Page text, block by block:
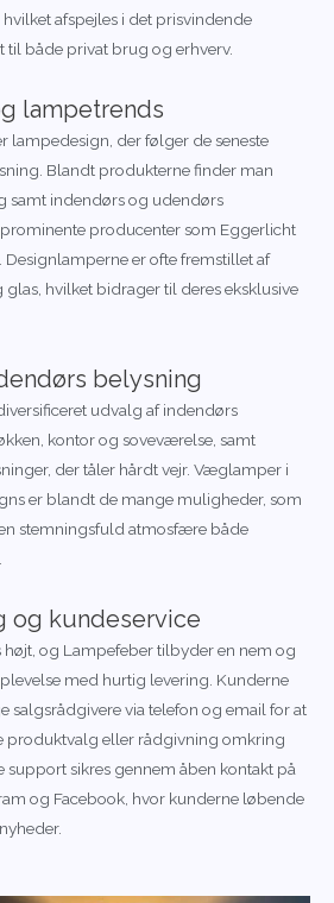
afspejles i det prisvindende
til både privat brug og erhverv.
lampetrends
lampedesign, der følger de seneste
Blandt produkterne finder man
samt indendørs og udendørs
producenter som Eggerlicht
er ofte fremstillet af
hvilket bidrager til deres eksklusive
belysning
udvalg af indendørs
kontor og soveværelse, samt
der tåler hårdt vejr. Væglamper i
er blandt de mange muligheder, som
stemningsfuld atmosfære både
og kundeservice
højt, og Lampefeber tilbyder en nem og
med hurtig levering. Kunderne
salgsrådgivere via telefon og email for at
produktvalg eller rådgivning omkring
support sikres gennem åben kontakt på
og Facebook, hvor kunderne løbende